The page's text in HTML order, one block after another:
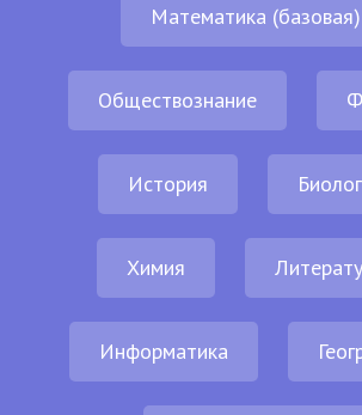
Математика (базовая)
Обществознание
История
Химия
Информатика